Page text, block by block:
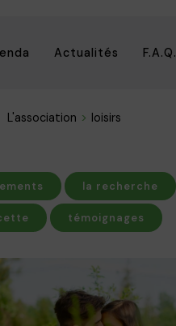
Actualités F.A.Q.
L'association loisirs
la recherche
témoignages